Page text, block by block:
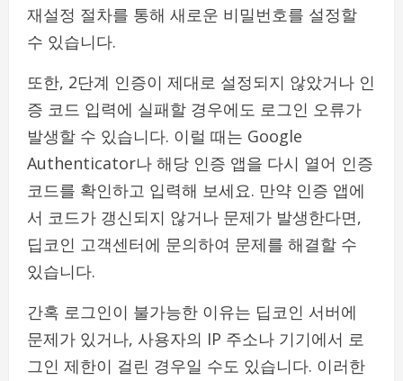
재설정 절차를 통해 새로운 비밀번호를 설정할
수 있습니다.
또한, 2단계 인증이 제대로 설정되지 않았거나 인
증 코드 입력에 실패할 경우에도 로그인 오류가
발생할 수 있습니다. 이럴 때는 Google
Authenticator나 해당 인증 앱을 다시 열어 인증
코드를 확인하고 입력해 보세요. 만약 인증 앱에
서 코드가 갱신되지 않거나 문제가 발생한다면,
딥코인 고객센터에 문의하여 문제를 해결할 수
있습니다.
간혹 로그인이 불가능한 이유는 딥코인 서버에
문제가 있거나, 사용자의 IP 주소나 기기에서 로
그인 제한이 걸린 경우일 수도 있습니다. 이러한